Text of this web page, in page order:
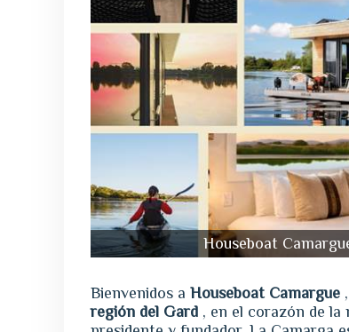
Houseboat
Bienvenidos a Houseboat Camargue
región del Gard , en el corazón de la